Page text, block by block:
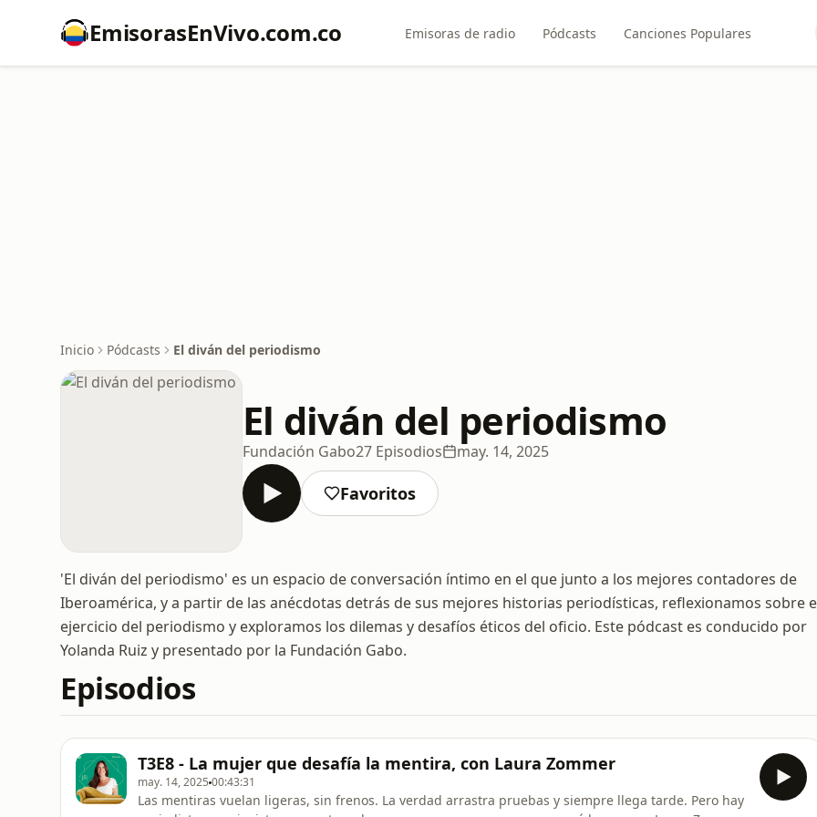
EmisorasEnVivo.com.co Emisoras de radio Pódcasts Canciones Populares
Inicio Pódcasts El diván del periodismo
El diván del periodismo
Fundación Gabo27 Episodios may. 14, 2025
Favoritos
'El diván del periodismo' es un espacio de conversación íntimo en el que junto a los mejores contadores de
Iberoamérica, y a partir de las anécdotas detrás de sus mejores historias periodísticas, reflexionamos sobre
ejercicio del periodismo y exploramos los dilemas y desafíos éticos del oficio. Este pódcast es conducido por
Yolanda Ruiz y presentado por la Fundación Gabo.
Episodios
T3E8 - La mujer que desafía la mentira, con Laura Zommer
may. 14, 2025 00:43:31
Las mentiras vuelan ligeras, sin frenos. La verdad arrastra pruebas y siempre llega tarde. Pero hay